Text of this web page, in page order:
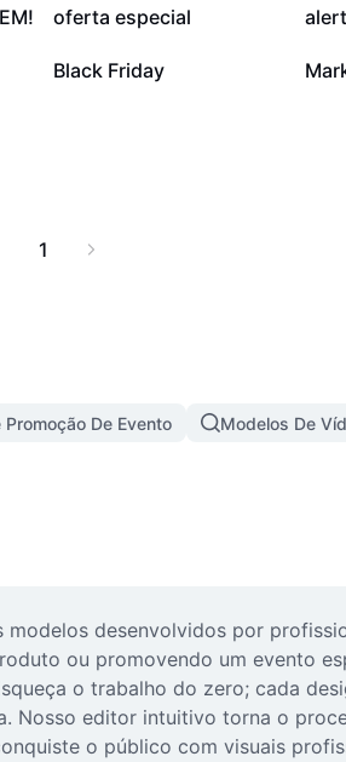
2,2 mil
oferta especial 2,1
293
Black Friday 90
1
De Evento Modelos De
desenvolvidos por
ou promovendo um evento
o trabalho do zero; cada
editor intuitivo torna o
o público com visuais